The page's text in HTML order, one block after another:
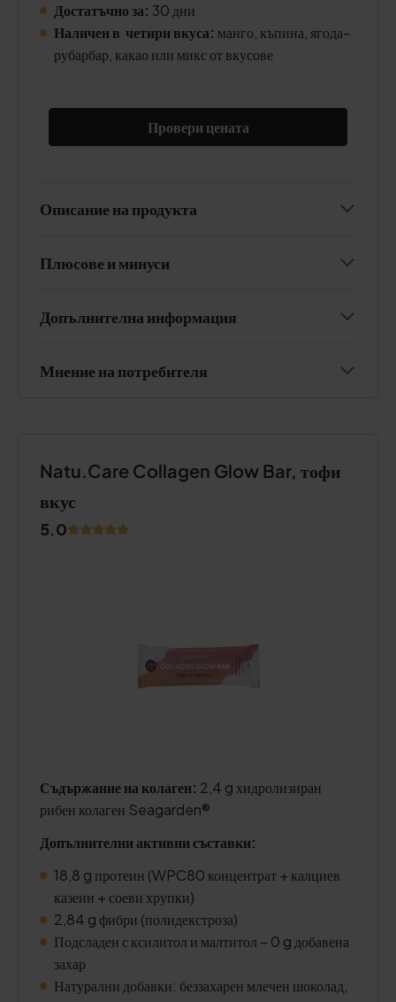
Достатъчно за: 30 дни
Наличен в четири вкуса: манго, къпина, ягода-
рубарбар, какао или микс от вкусове
Провери цената
Описание на продукта
Плюсове и минуси
Допълнителна информация
Мнение на потребителя
Natu.Care Collagen Glow Bar, тофи
вкус
5.0
Съдържание на колаген: 2,4 g хидролизиран
рибен колаген Seagarden®
Допълнителни активни съставки:
18,8 g протеин (WPC80 концентрат + калциев
казеин + соеви хрупки)
2,84 g фибри (полидекстроза)
Подсладен с ксилитол и малтитол – 0 g добавена
захар
Натурални добавки: беззахарен млечен шоколад,